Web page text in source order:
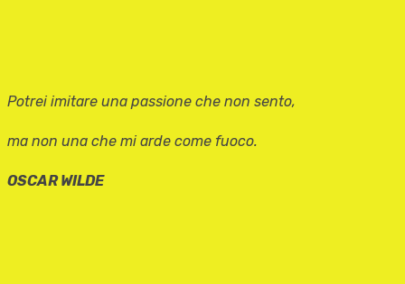
Potrei imitare una passione che non sento,
ma non una che mi arde come fuoco.
OSCAR WILDE